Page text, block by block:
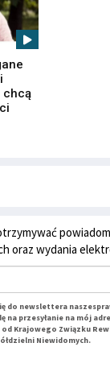
chcą
oraz wydania
do newslettera
na przesyłanie na mój
od Krajowego Związku
Niewidomych.